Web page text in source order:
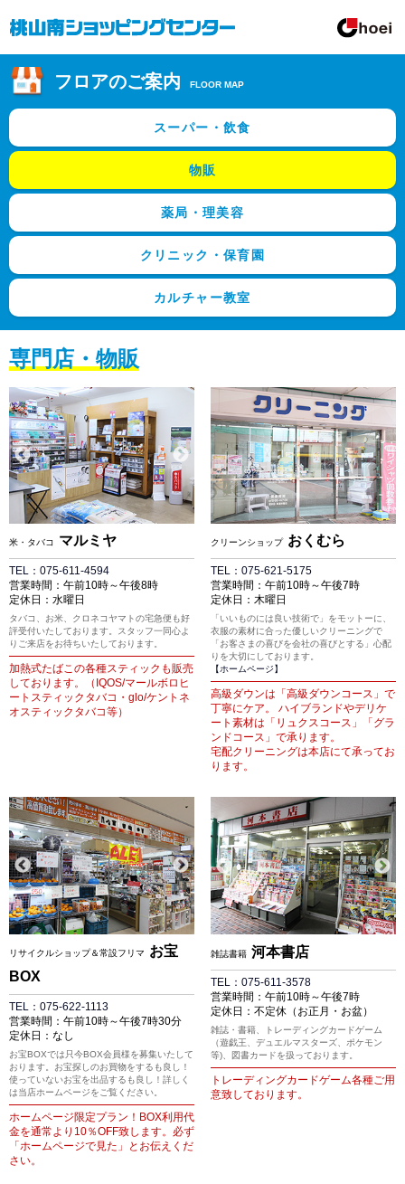
フロアのご案内 FLOOR MAP
スーパー・飲食
物販
薬局・理美容
クリニック・保育園
カルチャー教室
専門店・物販
米・タバコ マルミヤ
TEL：075-611-4594
営業時間：午前10時～午後8時
定休日：水曜日
タバコ、お米、クロネコヤマトの宅急便も好
評受付いたしております。スタッフ一同心よ
りご来店をお待ちいたしております。
加熱式たばこの各種スティックも販売
しております。（IQOS/マールボロヒ
ートスティックタバコ・glo/ケントネ
オスティックタバコ等）
クリーンショップ おくむら
TEL：075-621-5175
営業時間：午前10時～午後7時
定休日：木曜日
「いいものには良い技術で」をモットーに、
衣服の素材に合った優しいクリーニングで
「お客さまの喜びを会社の喜びとする」心配
りを大切にしております。
【ホームページ】
高級ダウンは「高級ダウンコース」で
丁寧にケア。 ハイブランドやデリケ
ート素材は「リュクスコース」「グラ
ンドコース」で承ります。
宅配クリーニングは本店にて承ってお
ります。
リサイクルショップ＆常設フリマ
お宝
BOX
TEL：075-622-1113
営業時間：午前10時～午後7時30分
定休日：なし
お宝BOXでは只今BOX会員様を募集いたして
おります。お宝探しのお買物をするも良し！
使っていないお宝を出品するも良し！詳しく
は当店ホームページをご覧ください。
ホームページ限定プラン！BOX利用代
金を通常より10％OFF致します。必ず
「ホームページで見た」とお伝えくだ
さい。
雑誌書籍 河本書店
TEL：075-611-3578
営業時間：午前10時～午後7時
定休日：不定休（お正月・お盆）
雑誌・書籍、トレーディングカードゲーム
（遊戯王、デュエルマスターズ、ポケモン
等)、図書カードを扱っております。
トレーディングカードゲーム各種ご用
意致しております。